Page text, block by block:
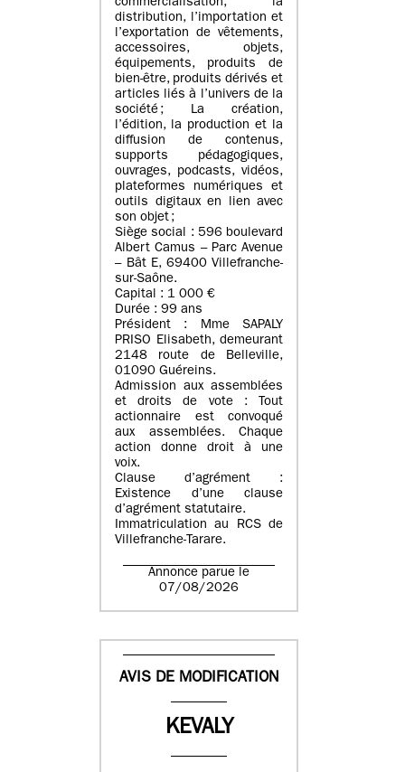
commercialisation, la
distribution, l’importation et
l’exportation de vêtements,
accessoires, objets,
équipements, produits de
bien-être, produits dérivés et
articles liés à l’univers de la
société ; La création,
l’édition, la production et la
diffusion de contenus,
supports pédagogiques,
ouvrages, podcasts, vidéos,
plateformes numériques et
outils digitaux en lien avec
son objet ;
Siège social : 596 boulevard
Albert Camus – Parc Avenue
– Bât E, 69400 Villefranche-
sur-Saône.
Capital : 1 000 €
Durée : 99 ans
Président : Mme SAPALY
PRISO Elisabeth, demeurant
2148 route de Belleville,
01090 Guéreins.
Admission aux assemblées
et droits de vote : Tout
actionnaire est convoqué
aux assemblées. Chaque
action donne droit à une
voix.
Clause d’agrément :
Existence d’une clause
d’agrément statutaire.
Immatriculation au RCS de
Villefranche-Tarare.
Annonce parue le
07/08/2026
AVIS DE MODIFICATION
KEVALY